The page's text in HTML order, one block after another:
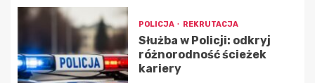
POLICJA REKRUTACJA
Służba w Policji: odkryj
różnorodność ścieżek
kariery